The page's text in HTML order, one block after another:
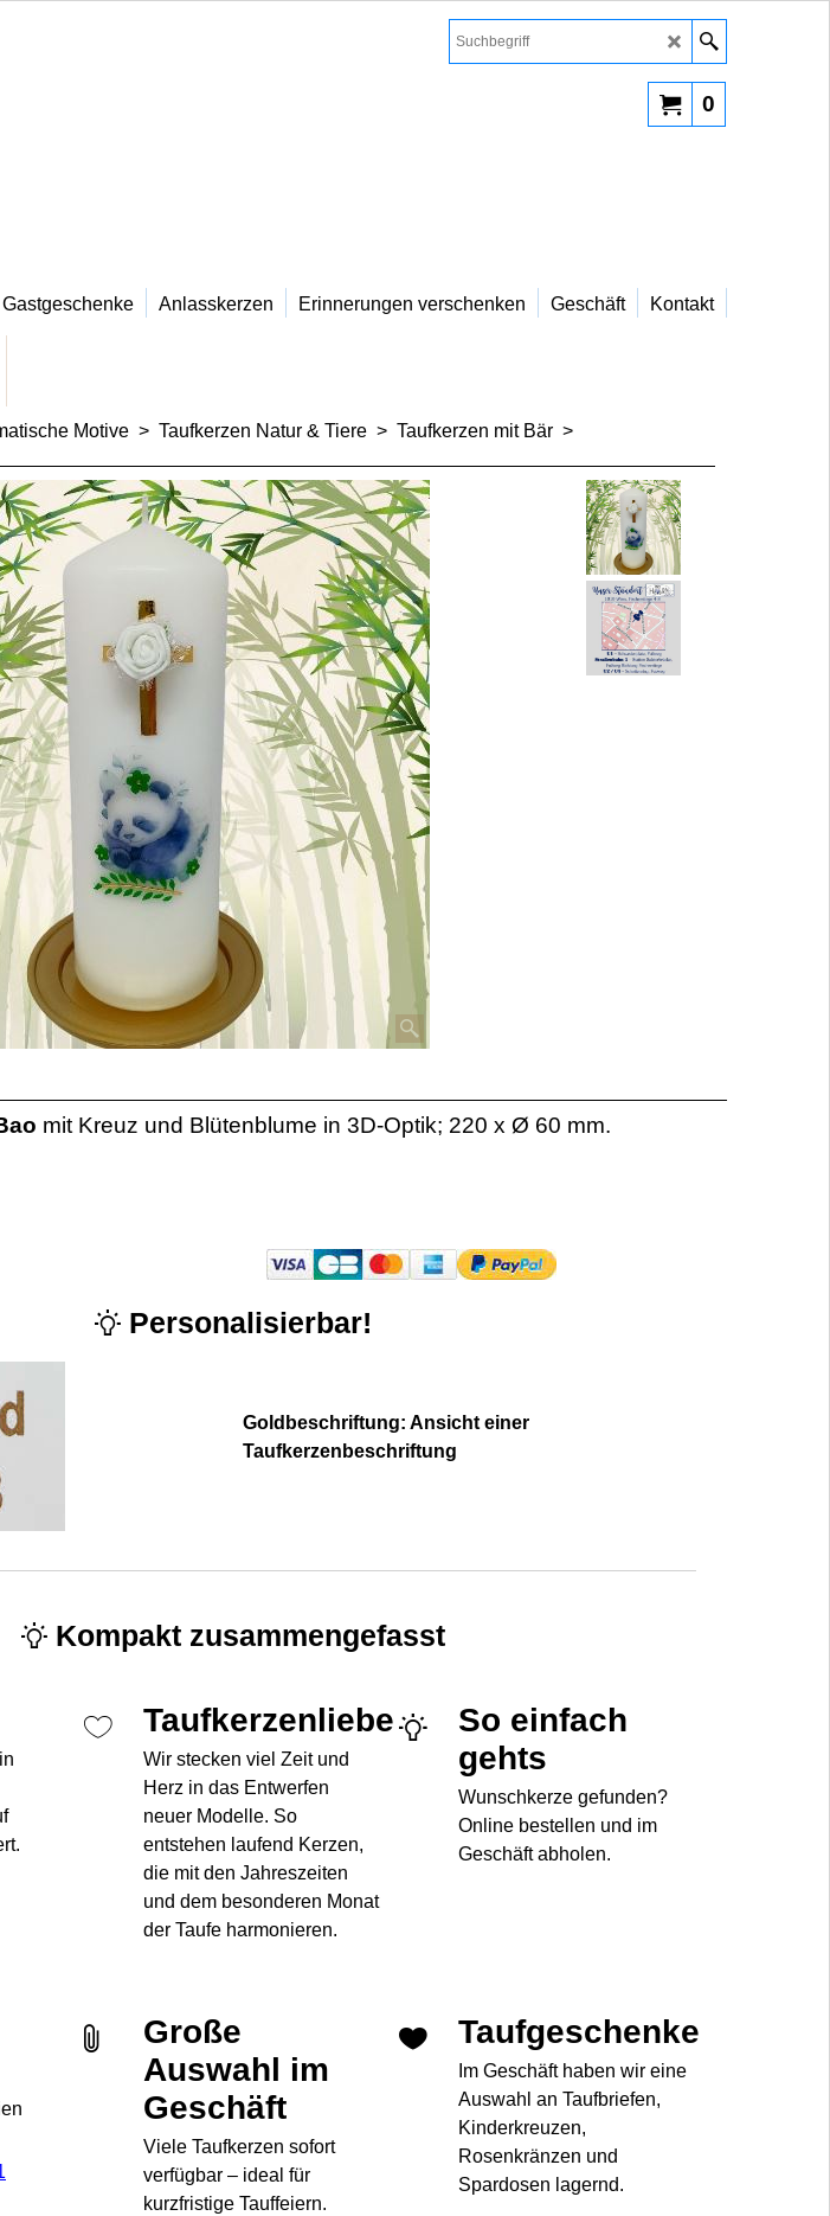
0
Gastgeschenke Anlasskerzen Erinnerungen verschenken Geschäft Kontakt
Motive > Taufkerzen Natur & Tiere > Taufkerzen mit Bär >
mit Kreuz und Blütenblume in 3D-Optik; 220 x Ø 60 mm.
Personalisierbar!
Goldbeschriftung: Ansicht einer
Taufkerzenbeschriftung
Kompakt zusammengefasst
Taufkerzenliebe
Wir stecken viel Zeit und
Herz in das Entwerfen
neuer Modelle. So
entstehen laufend Kerzen,
die mit den Jahreszeiten
und dem besonderen Monat
der Taufe harmonieren.
So einfach
gehts
Wunschkerze gefunden?
Online bestellen und im
Geschäft abholen.
Große
Auswahl im
Geschäft
Viele Taufkerzen sofort
verfügbar – ideal für
kurzfristige Tauffeiern.
Taufgeschenke
Im Geschäft haben wir eine
Auswahl an Taufbriefen,
Kinderkreuzen,
Rosenkränzen und
Spardosen lagernd.